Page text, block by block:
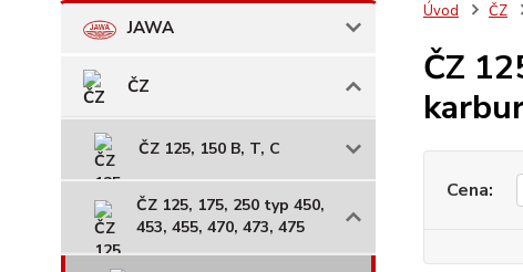
JAWA
ČZ
ČZ 125, 150 B, T, C
ČZ 125, 175, 250 typ 450,
453, 455, 470, 473, 475
Úvod ČZ
ČZ
Cena: